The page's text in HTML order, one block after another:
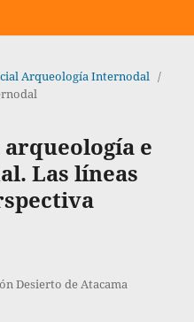
Arqueología Internodal /
e
Las líneas
Desierto de Atacama